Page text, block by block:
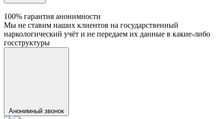
100% гарантия анонимности
Мы не ставим наших клиентов на государственный
наркологический учёт и не передаем их данные в какие-либо
госструктуры
Анонимный звонок